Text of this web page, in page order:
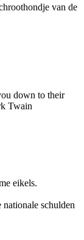
van de
down to their
Twain
eikels.
nationale schulden